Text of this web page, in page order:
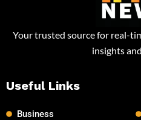
Your trusted source for real-
insights
Useful Links
Business